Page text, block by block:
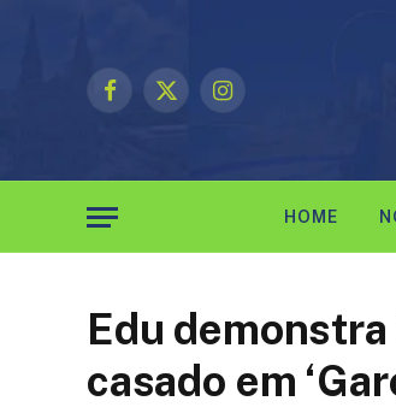
Facebook
X
Instagram
HOME
Edu
casado em